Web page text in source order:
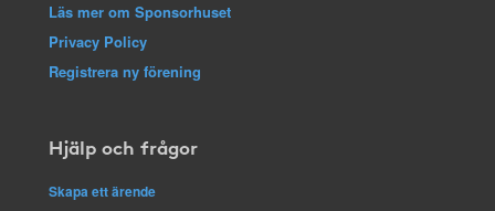
Läs mer om Sponsorhuset
Privacy Policy
Registrera ny förening
Hjälp och frågor
Skapa ett ärende